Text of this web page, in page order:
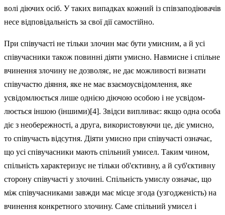
волі діючих осіб. У таких випадках кож­ний із співзаподіювачів
несе відповідальність за свої дії самостійно.
При співучасті не тільки злочин має бути умисним, а й усі
співучас­ники також повинні діяти умисно. Навмисне і спільне
вчинення злочи­ну не дозволяє, не дає можливості визнати
співучастю діяння, яке не має взаємоусвідомлення, яке
усвідом­люється лише однією діючою особою і не усвідом­
люється іншою (іншими)[4]. Звідси випливає: якщо одна особа
діє з необережності, а друга, використовуючи це, діє умисно,
то співучасть відсутня. Діяти умисно при співучасті означає,
що усі співучасники мають спільний умисел. Таким чи­ном,
спільність характеризує не тільки об'єктивну, а й суб'єктивну
сторону співучасті у злочині. Спільність умислу означає, що
між співучасниками завжди має місце згода (узгодженість) на
вчинення конкретного злочину. Саме спільний умисел і